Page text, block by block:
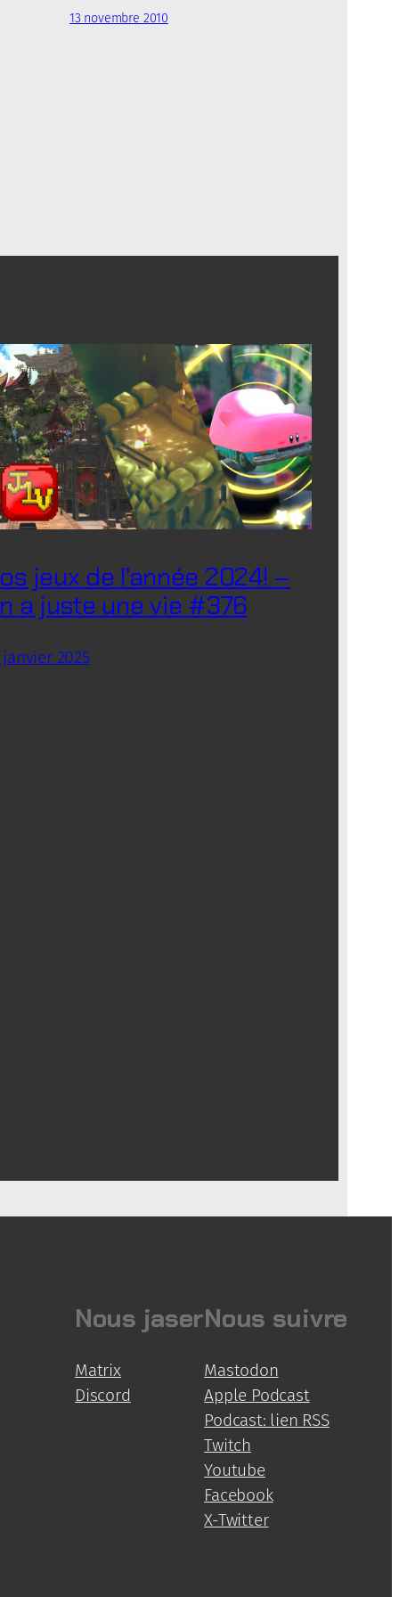
13 novembre 2010
jeux de l’année 2024! –
a juste une vie #376
janvier 2025
Nous jaser
Matrix
Discord
Nous suivre
Mastodon
Apple Podcast
Podcast: lien RSS
Twitch
Youtube
Facebook
X-Twitter